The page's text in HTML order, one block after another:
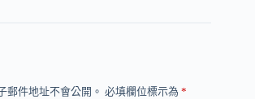
郵件地址不會公開。 必填欄位標示為 *